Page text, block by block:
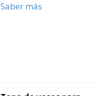
Saber más